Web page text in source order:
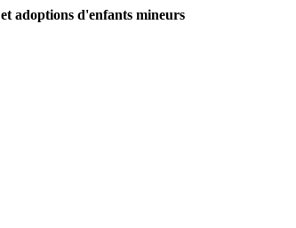
adoptions d'enfants mineurs